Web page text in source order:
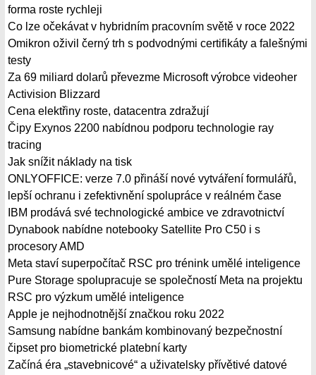
forma roste rychleji
Co lze očekávat v hybridním pracovním světě v roce 2022
Omikron oživil černý trh s podvodnými certifikáty a falešnými
testy
Za 69 miliard dolarů převezme Microsoft výrobce videoher
Activision Blizzard
Cena elektřiny roste, datacentra zdražují
Čipy Exynos 2200 nabídnou podporu technologie ray
tracing
Jak snížit náklady na tisk
ONLYOFFICE: verze 7.0 přináší nové vytváření formulářů,
lepší ochranu i zefektivnění spolupráce v reálném čase
IBM prodává své technologické ambice ve zdravotnictví
Dynabook nabídne notebooky Satellite Pro C50 i s
procesory AMD
Meta staví superpočítač RSC pro trénink umělé inteligence
Pure Storage spolupracuje se společností Meta na projektu
RSC pro výzkum umělé inteligence
Apple je nejhodnotnější značkou roku 2022
Samsung nabídne bankám kombinovaný bezpečnostní
čipset pro biometrické platební karty
Začíná éra „stavebnicové“ a uživatelsky přívětivé datové